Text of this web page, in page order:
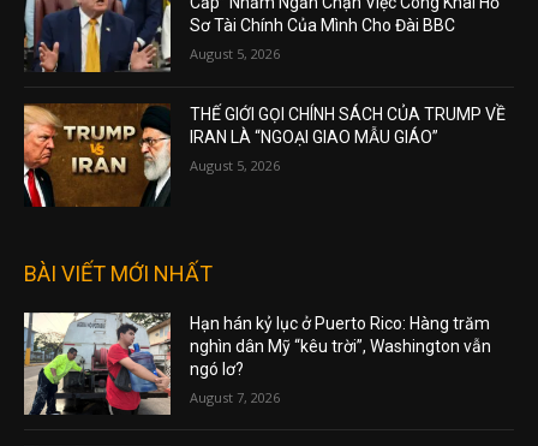
Sơ Tài Chính Của Mình Cho Đài BBC
August 5, 2026
THẾ GIỚI GỌI CHÍNH SÁCH CỦA TRUMP VỀ
IRAN LÀ “NGOẠI GIAO MẪU GIÁO”
August 5, 2026
BÀI VIẾT MỚI NHẤT
Hạn hán kỷ lục ở Puerto Rico: Hàng trăm
nghìn dân Mỹ “kêu trời”, Washington vẫn
ngó lơ?
August 7, 2026